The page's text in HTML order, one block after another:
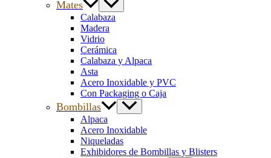
Mates
Calabaza
Madera
Vidrio
Cerámica
Calabaza y Alpaca
Asta
Acero Inoxidable y PVC
Con Packaging o Caja
Bombillas
Alpaca
Acero Inoxidable
Niqueladas
Exhibidores de Bombillas y Blisters